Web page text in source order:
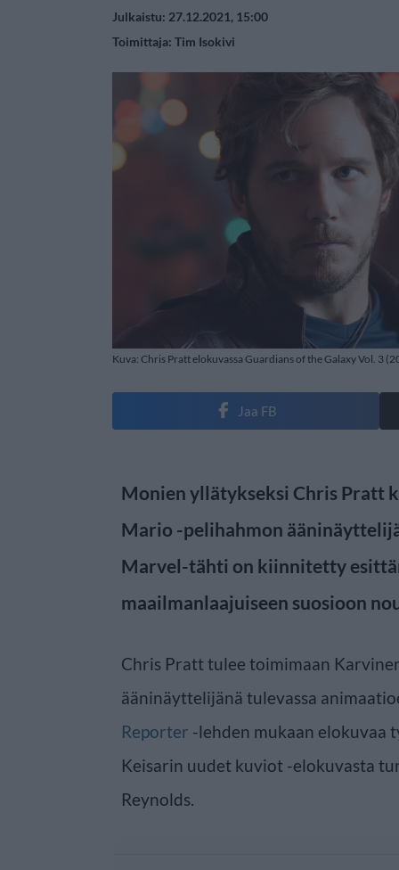
Julkaistu: 27.12.2021, 15:00
Toimittaja: Tim Isokivi
Kuva: Chris Pratt elokuvassa Guardians of the Galaxy Vol. 3
Jaa FB
Monien yllätykseksi Chris Pratt
Mario -pelihahmon
Marvel-tähti on kiinnitetty
maailmanlaajuiseen suosioon
Chris Pratt tulee toimimaan
ääninäyttelijänä tulevassa
Reporter -lehden mukaan elokuvaa
Keisarin uudet kuviot -elokuvasta
Reynolds.